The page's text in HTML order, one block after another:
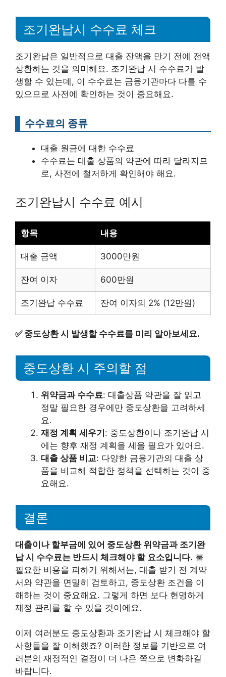
조기완납시 수수료 체크
조기완납은 일반적으로 대출 잔액을 만기 전에 전액
상환하는 것을 의미해요. 조기완납 시 수수료가 발
생할 수 있는데, 이 수수료는 금융기관마다 다를 수
있으므로 사전에 확인하는 것이 중요해요.
수수료의 종류
대출 원금에 대한 수수료
수수료는 대출 상품의 약관에 따라 달라지므
로, 사전에 철저하게 확인해야 해요.
조기완납시 수수료 예시
항목 내용
대출 금액 3000만원
잔여 이자 600만원
조기완납 수수료 잔여 이자의 2% (12만원)
✅ 중도상환 시 발생할 수수료를 미리 알아보세요.
중도상환 시 주의할 점
위약금과 수수료: 대출상품 약관을 잘 읽고
정말 필요한 경우에만 중도상환을 고려하세
요.
재정 계획 세우기 : 중도상환이나 조기완납 시
에는 향후 재정 계획을 세울 필요가 있어요.
대출 상품 비교: 다양한 금융기관의 대출 상
품을 비교해 적합한 정책을 선택하는 것이 중
요해요.
결론
대출이나 할부금에 있어 중도상환 위약금과 조기완
납 시 수수료는 반드시 체크해야 할 요소입니다. 불
필요한 비용을 피하기 위해서는, 대출 받기 전 계약
서와 약관을 면밀히 검토하고, 중도상환 조건을 이
해하는 것이 중요해요. 그렇게 하면 보다 현명하게
재정 관리를 할 수 있을 것이에요.
이제 여러분도 중도상환과 조기완납 시 체크해야 할
사항들을 잘 이해했죠? 이러한 정보를 기반으로 여
러분의 재정적인 결정이 더 나은 쪽으로 변화하길
바랍니다.